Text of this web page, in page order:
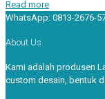
Read more
WhatsApp: 0813-2676-
About Us
Kami adalah produsen
custom desain, bentuk